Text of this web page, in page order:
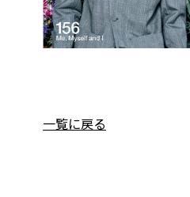
一覧に戻る